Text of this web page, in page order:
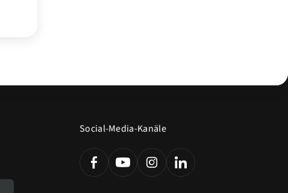
Social-Media-Kanäle